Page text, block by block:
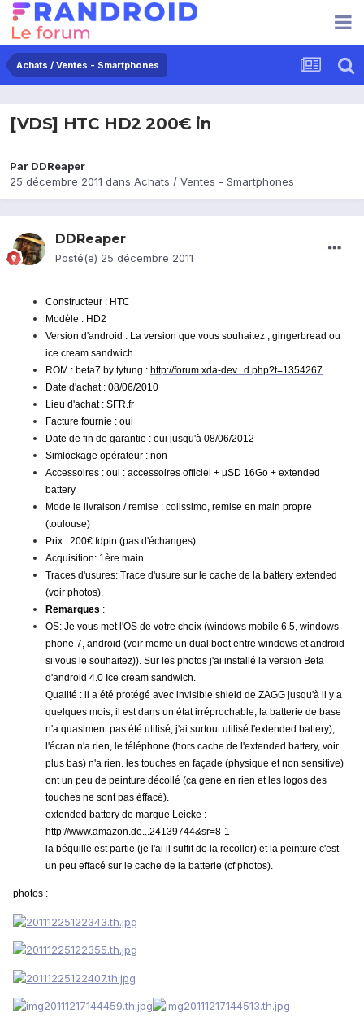
Achats / Ventes - Smartphones
[VDS] HTC HD2 200€ in
Par DDReaper
25 décembre 2011 dans Achats / Ventes - Smartphones
DDReaper
Posté(e) 25 décembre 2011
Constructeur : HTC
Modèle : HD2
Version d'android : La version que vous souhaitez , gingerbread ou
ice cream sandwich
ROM : beta7 by tytung : http://forum.xda-dev...d.php?t=1354267
Date d'achat : 08/06/2010
Lieu d'achat : SFR.fr
Facture fournie : oui
Date de fin de garantie : oui jusqu'à 08/06/2012
Simlockage opérateur : non
Accessoires : oui : accessoires officiel + µSD 16Go + extended
battery
Mode le livraison / remise : colissimo, remise en main propre
(toulouse)
Prix : 200€ fdpin (pas d'échanges)
Acquisition: 1ère main
Traces d'usures: Trace d'usure sur le cache de la battery extended
(voir photos).
Remarques :
OS: Je vous met l'OS de votre choix (windows mobile 6.5, windows
phone 7, android (voir meme un dual boot entre windows et android
si vous le souhaitez)). Sur les photos j'ai installé la version Beta
d'android 4.0 Ice cream sandwich.
Qualité : il a été protégé avec invisible shield de ZAGG jusqu'à il y a
quelques mois, il est dans un état irréprochable, la batterie de base
n'a quasiment pas été utilisé, j'ai surtout utilisé l'extended battery),
l'écran n'a rien, le téléphone (hors cache de l'extended battery, voir
plus bas) n'a rien. les touches en façade (physique et non sensitive)
ont un peu de peinture décollé (ca gene en rien et les logos des
touches ne sont pas éffacé).
extended battery de marque Leicke :
http://www.amazon.de...24139744&sr=8-1
la béquille est partie (je l'ai il suffit de la recoller) et la peinture c'est
un peu effacé sur le cache de la batterie (cf photos).
photos :